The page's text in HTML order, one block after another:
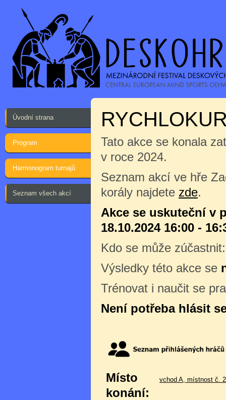
Úvodní strana
Program
Harmonogram turnajů
Seznam všech akcí
Tato akce se konala
v roce 2024.
Seznam akcí ve hře
korály najdete zde.
Akce se uskuteční v
18.10.2024 16:00 -
Kdo se může
Výsledky této akce se
Trénovat i naučit se
Není potřeba hlásit
Místo
konání:
vchod A, místnost č.